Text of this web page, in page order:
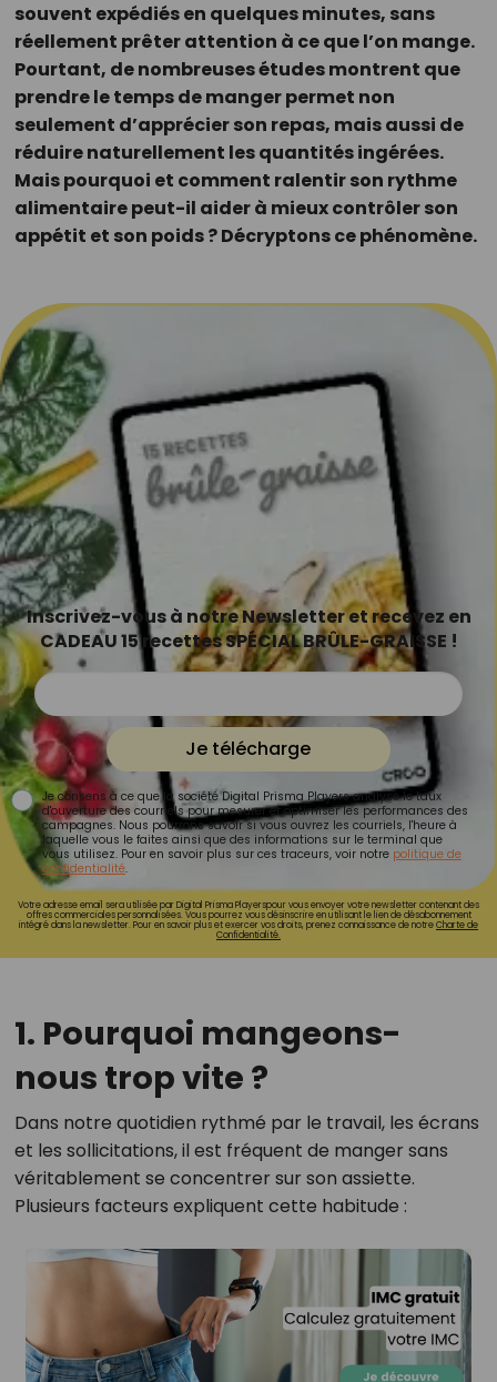
souvent expédiés en quelques minutes, sans
réellement prêter attention à ce que l’on mange.
Pourtant, de nombreuses études montrent que
prendre le temps de manger permet non
seulement d’apprécier son repas, mais aussi de
réduire naturellement les quantités ingérées.
Mais pourquoi et comment ralentir son rythme
alimentaire peut-il aider à mieux contrôler son
appétit et son poids ? Décryptons ce phénomène.
Inscrivez-vous à notre Newsletter et recevez en
CADEAU 15 recettes SPÉCIAL BRÛLE-GRAISSE !
Je télécharge
Je consens à ce que la société Digital Prisma Players analyse le taux
d'ouverture des courriels pour mesurer et optimiser les performances des
campagnes. Nous pourrons savoir si vous ouvrez les courriels, l'heure à
laquelle vous le faites ainsi que des informations sur le terminal que
vous utilisez. Pour en savoir plus sur ces traceurs, voir notre politique de
confidentialité.
Votre adresse email sera utilisée par Digital Prisma Playerspour vous envoyer votre newsletter contenant des
offres commerciales personnalisées. Vous pourrez vous désinscrire en utilisant le lien de désabonnement
intégré dans la newsletter. Pour en savoir plus et exercer vos droits, prenez connaissance de notreCharte de
Confidentialité.
1. Pourquoi mangeons-
nous trop vite ?
Dans notre quotidien rythmé par le travail, les écrans
et les sollicitations, il est fréquent de manger sans
véritablement se concentrer sur son assiette.
Plusieurs facteurs expliquent cette habitude :